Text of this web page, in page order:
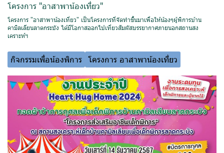
โครงการ "อาสาพาน้องเที่ยว"
โครงการ "อาสาพาน้องเที่ยว" เป็นโครงการที่จัดทำขึ้นมาเพื่อให้น้องๆผู้พิการบ้าน
คามิลเลียนลาดกระบัง ได้มีโอกาสออกไปเที่ยวสัมผัสบรรยากาศภายนอกสถานสง
เคราะห์ฯ
กิจกรรมเพื่อน้องพิการ โครงการ อาสาพาน้องเที่ยว